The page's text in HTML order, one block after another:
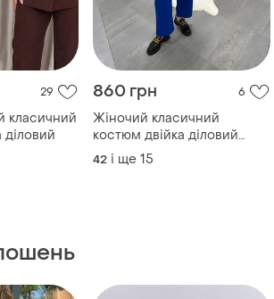
29
класичний
860 грн 6
Жіночий класичний
костюм двійка діловий
брючний
42 і ще 15